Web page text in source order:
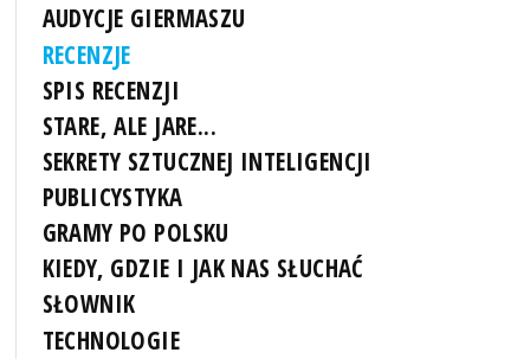
AUDYCJE GIERMASZU
RECENZJE
SPIS RECENZJI
STARE, ALE JARE...
SEKRETY SZTUCZNEJ INTELIGENCJI
PUBLICYSTYKA
GRAMY PO POLSKU
KIEDY, GDZIE I JAK NAS SŁUCHAĆ
SŁOWNIK
TECHNOLOGIE